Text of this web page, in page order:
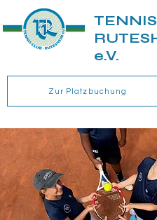
e.V.
Zur Platzbuchung